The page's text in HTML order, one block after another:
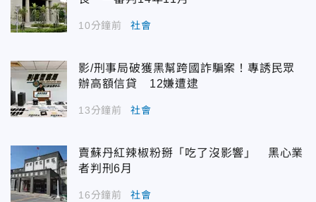
10分鐘前 社會
影/刑事局破獲黑幫跨國詐騙案！專誘民眾
辦高額信貸 12嫌遭逮
13分鐘前 社會
賣蘇丹紅辣椒粉掰「吃了沒影響」 黑心業
者判刑6月
16分鐘前 社會